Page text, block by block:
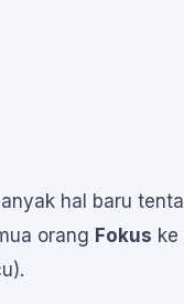
hal baru
orang Fokus